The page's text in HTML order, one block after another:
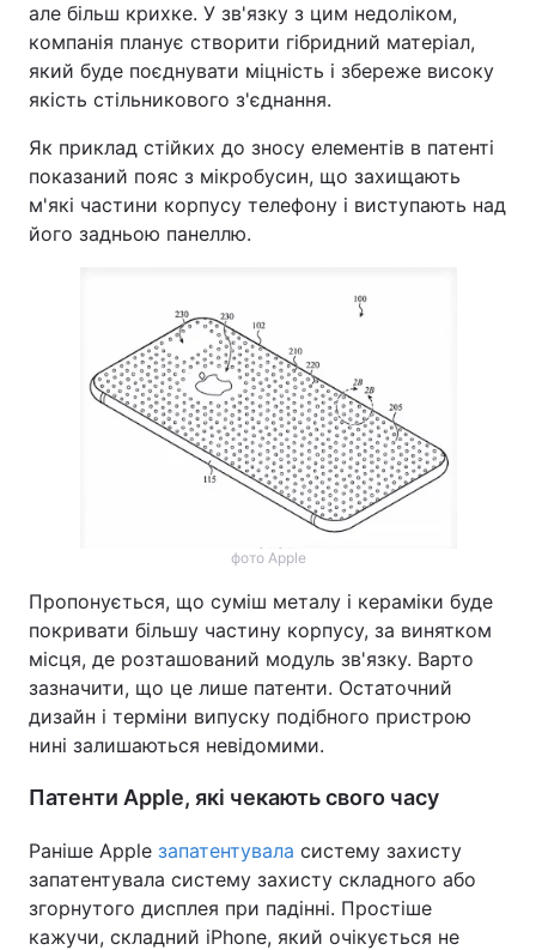
але більш крихке. У зв'язку з цим недоліком,
компанія планує створити гібридний матеріал,
який буде поєднувати міцність і збереже високу
якість стільникового з'єднання.
Як приклад стійких до зносу елементів в патенті
показаний пояс з мікробусин, що захищають
м'які частини корпусу телефону і виступають над
його задньою панеллю.
фото Apple
Пропонується, що суміш металу і кераміки буде
покривати більшу частину корпусу, за винятком
місця, де розташований модуль зв'язку. Варто
зазначити, що це лише патенти. Остаточний
дизайн і терміни випуску подібного пристрою
нині залишаються невідомими.
Патенти Apple, які чекають свого часу
Раніше Apple запатентувала систему захисту
запатентувала систему захисту складного або
згорнутого дисплея при падінні. Простіше
кажучи, складний iPhone, який очікується не